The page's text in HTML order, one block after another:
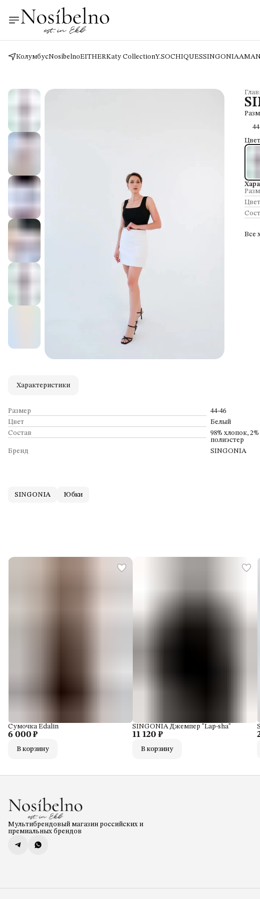
КолумбусNosíbelnoEITHERKaty CollectionY.SOCHIQUESSINGONIA
Цвет
Все
Характеристики
Размер
44-46
Цвет
Белый
Состав
98% хлопок,
полиэстер
Бренд
SINGONIA
SINGONIA Юбки
6 000 ₽
Сумочка Edalin
В корзину
11 120 ₽
SINGONIA Джемпер "Lap-sha"
В корзину
Мультибрендовый магазин российских и
премиальных брендов